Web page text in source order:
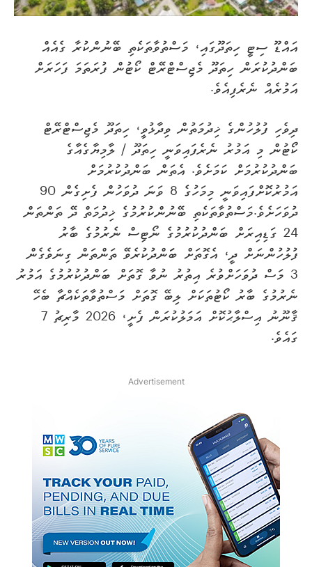
އައްޑޫ ސިޓީ ހިތަދޫގައި، މަސްތުވާތަކެތި ބޭނުންކުރާ ގެއެއް
ބަންދުކުރަން ހިތަދޫ މެޖިސްޓްރޭޓް ކޯޓުން ފުރަތަމަ ފަހަރަށް
އަމުރެއް ނެރެފިއެވެ.
ދިވެހި ފުލުހުންގެ ޚިދުމަތުން ވިދާޅުވީ، ހިތަދޫ މެޖިސްޓްރޭޓް
ކޯޓުން މި އަމުރު ނެރެފައިވަނީ ހިތަދޫ / ލާމިޔާގެއާގެ
ބަންދުކުރުމަށް ކަމަށެވެ. އެތަން ބަންދުކުރުމަށް
އަމުރުކޮށްފައިވަނީ މިމަހުގެ 8 ވަނަ ދުވަހުން ފެށިގެން 90
ދުވަހަށެވެ.މަސްތުވާތަކެތި ބޭނުންކުރުމުގެ ޚިދުމަތް ދޭ ތަންތަން
24 ގަޑިއިރަށް ބަންދުކުރުމުގެ ނޯޓިސް ނެރުމުގެ ބާރު
ފުލުހުންނަށް ދީ، އެގޮތަށް ބަަންދުކުރެވޭ ތަންތަން ގިނަވެގެން
3 މަސް ދުވަހަށްވުރެ އިތުރު ނުވާ ގޮތަށް ބަންދުކުރުމުގެ އަމުރު
ނެރުމުގެ ބާރު ކޯޓުތަކަށް ލިބޭ ގޮތަށް މަސްތުވާތަކެއްޗާ ބެހޭ
ޤާނޫނު އިސްލާޙުކޮށް އަމަލުކުރަން ފެށީ، 2026 މާރިޗު 7
ގައެވެ.
Advertisement